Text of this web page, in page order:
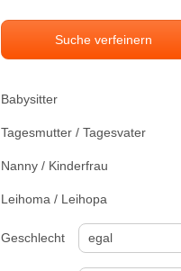
Suche verfeinern
Babysitter
Tagesmutter / Tagesvater
Nanny / Kinderfrau
Leihoma / Leihopa
Geschlecht